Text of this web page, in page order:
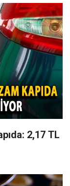
2,17 TL